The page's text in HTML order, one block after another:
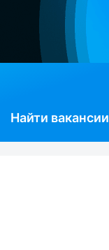
Найти вакансии